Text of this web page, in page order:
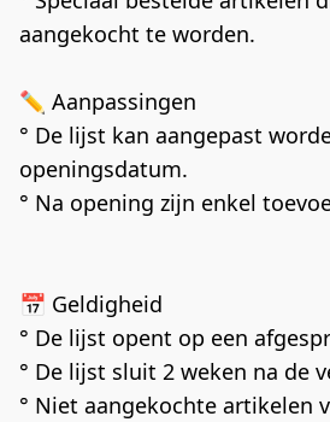
aangekocht te worden.
✏️ Aanpassingen
° De lijst kan aangepast
openingsdatum.
° Na opening zijn enkel
📅 Geldigheid
° De lijst opent op een
° De lijst sluit 2 weken na de
° Niet aangekochte artikelen